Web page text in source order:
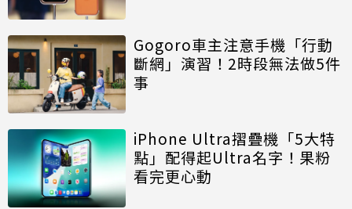
Gogoro車主注意手機「行動
斷網」演習！2時段無法做5件
事
iPhone Ultra摺疊機「5大特
點」配得起Ultra名字！果粉
看完更心動